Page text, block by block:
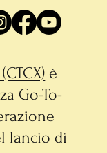
è
Go-To-
lancio di